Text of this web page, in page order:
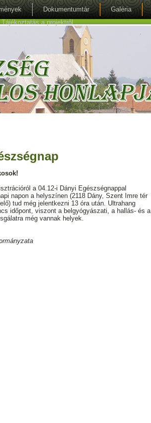
Dokumentumtár Galéria
a projektről
a 04.12-i Dányi Egészségnappal
napon a helyszínen (2118 Dány, Szent Imre tér
tud még jelentkezni 13 óra után. Ultrahang
időpont, viszont a belgyógyászati, a hallás- és a
még vannak helyek.